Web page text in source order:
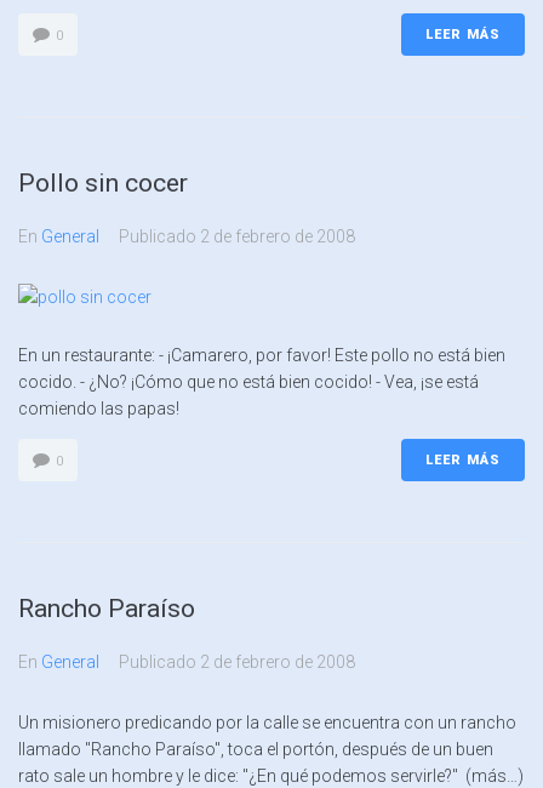
0 LEER MÁS
Pollo sin cocer
En General Publicado 2 de febrero de 2008
En un restaurante: - ¡Camarero, por favor! Este pollo no está bien
cocido. - ¿No? ¡Cómo que no está bien cocido! - Vea, ¡se está
comiendo las papas!
0 LEER MÁS
Rancho Paraíso
En General Publicado 2 de febrero de 2008
Un misionero predicando por la calle se encuentra con un rancho
llamado "Rancho Paraíso", toca el portón, después de un buen
rato sale un hombre y le dice: "¿En qué podemos servirle?" (más…)